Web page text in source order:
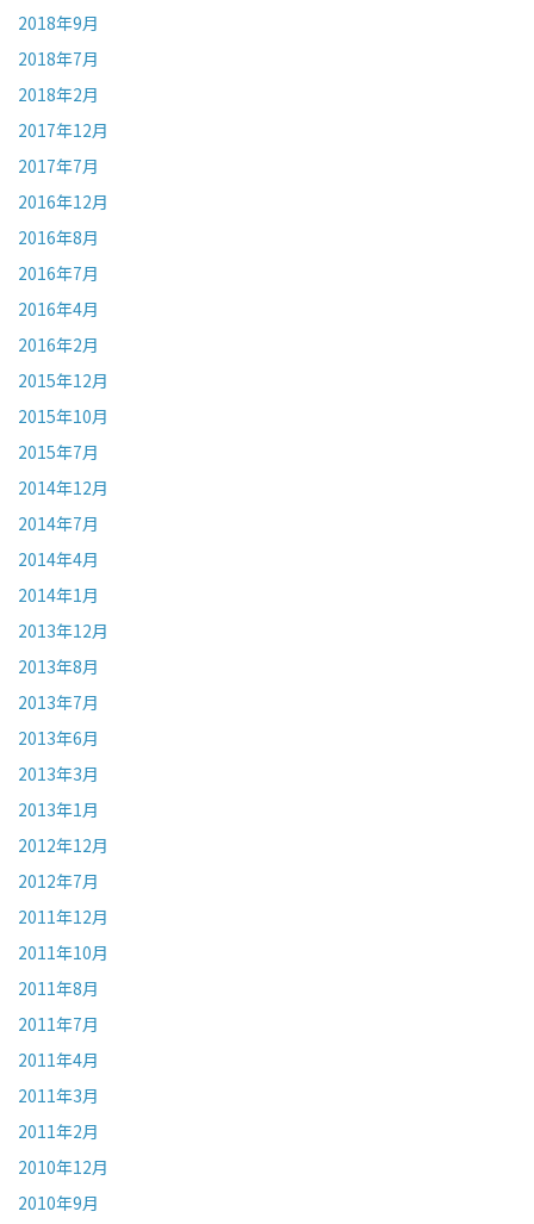
2018年9月
2018年7月
2018年2月
2017年12月
2017年7月
2016年12月
2016年8月
2016年7月
2016年4月
2016年2月
2015年12月
2015年10月
2015年7月
2014年12月
2014年7月
2014年4月
2014年1月
2013年12月
2013年8月
2013年7月
2013年6月
2013年3月
2013年1月
2012年12月
2012年7月
2011年12月
2011年10月
2011年8月
2011年7月
2011年4月
2011年3月
2011年2月
2010年12月
2010年9月